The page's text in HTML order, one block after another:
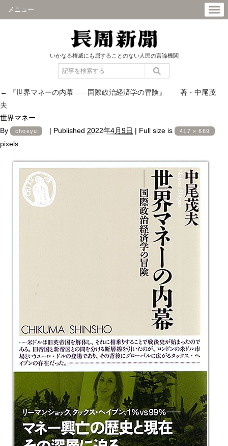
メニュー
いかなる権威にも屈することのない人民の言論機関
←
『世界マネーの内幕――国際政治経済学の冒険』 著・中尾茂
夫
世界マネー
By
chosyu | Published 2022年4月9日 | Full size is 417 × 669
pixels